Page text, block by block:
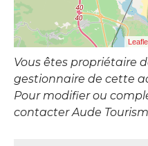
Vous êtes propriétaire
gestionnaire de cette
Pour modifier ou
contacter Aude